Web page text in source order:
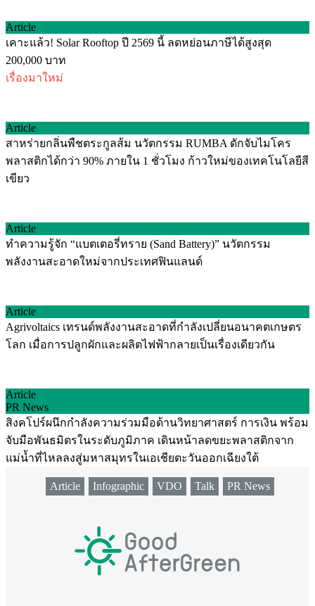
Article
เคาะแล้ว! Solar Rooftop ปี 2569 นี้ ลดหย่อนภาษีได้สูงสุด
200,000 บาท
เรื่องมาใหม่
Article
สาหร่ายกลิ่นพืชตระกูลส้ม นวัตกรรม RUMBA ดักจับไมโคร
พลาสติกได้กว่า 90% ภายใน 1 ชั่วโมง ก้าวใหม่ของเทคโนโลยีสี
เขียว
Article
ทำความรู้จัก “แบตเตอรี่ทราย (Sand Battery)” นวัตกรรม
พลังงานสะอาดใหม่จากประเทศฟินแลนด์
Article
Agrivoltaics เทรนด์พลังงานสะอาดที่กำลังเปลี่ยนอนาคตเกษตร
โลก เมื่อการปลูกผักและผลิตไฟฟ้ากลายเป็นเรื่องเดียวกัน
Article
PR News
สิงคโปร์ผนึกกำลังความร่วมมือด้านวิทยาศาสตร์ การเงิน พร้อม
จับมือพันธมิตรในระดับภูมิภาค เดินหน้าลดขยะพลาสติกจาก
แม่น้ำที่ไหลลงสู่มหาสมุทรในเอเชียตะวันออกเฉียงใต้
Article Infographic VDO Talk PR News